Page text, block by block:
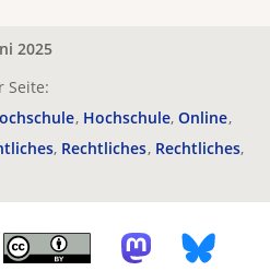
2025
Seite:
Hochschule Online
Rechtliches Rechtliches